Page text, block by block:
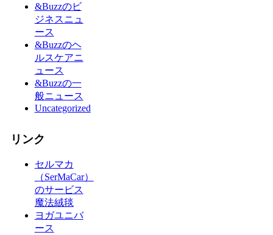
&Buzzのビ
ジネスニュ
ース
&Buzzのヘ
ルスケアニ
ュース
&Buzzの一
般ニュース
Uncategorized
リンク
セルマカ
（SerMaCar）
のサービス
魔法絨毯
ヨガユニバ
ース